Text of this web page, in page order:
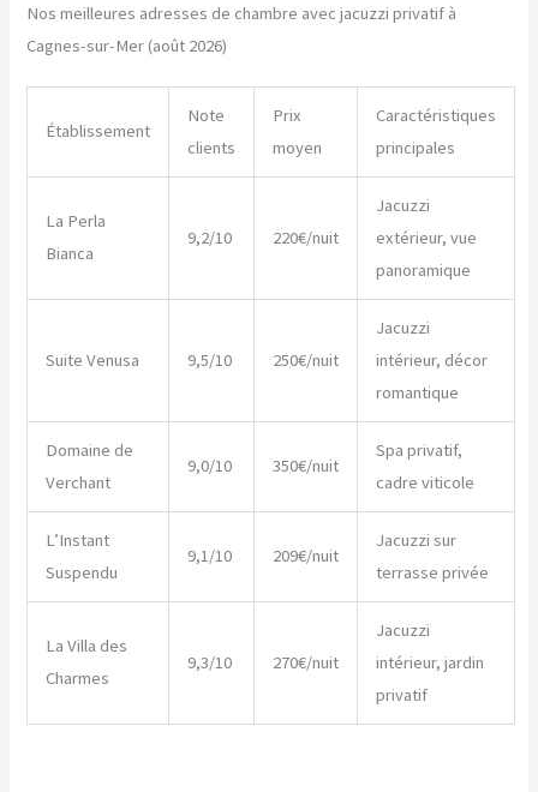
Nos meilleures adresses de chambre avec jacuzzi privatif à
Cagnes-sur-Mer (août 2026)
Établissement
Note
clients
Prix
moyen
Caractéristiques
principales
La Perla
Bianca
9,2/10 220€/nuit
Jacuzzi
extérieur, vue
panoramique
Suite Venusa 9,5/10 250€/nuit
Jacuzzi
intérieur, décor
romantique
Domaine de
Verchant
9,0/10 350€/nuit
Spa privatif,
cadre viticole
L’Instant
Suspendu
9,1/10 209€/nuit
Jacuzzi sur
terrasse privée
La Villa des
Charmes
9,3/10 270€/nuit
Jacuzzi
intérieur, jardin
privatif